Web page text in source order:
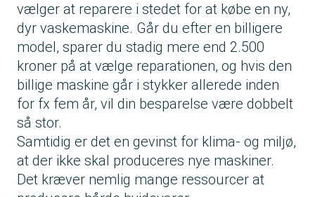
vælger at reparere i stedet for at købe en ny,
dyr vaskemaskine. Går du efter en billigere
model, sparer du stadig mere end 2.500
kroner på at vælge reparationen, og hvis den
billige maskine går i stykker allerede inden
for fx fem år, vil din besparelse være dobbelt
så stor.
Samtidig er det en gevinst for klima- og miljø,
at der ikke skal produceres nye maskiner.
Det kræver nemlig mange ressourcer at